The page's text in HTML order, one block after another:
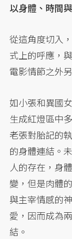
以身體、時間
從這角度切入
式上的呼應，
電影情節之外
如小張和異國
生成紅燈區中
老張對胎記的
的身體連結。
人的存在，身
變，但是肉體
與主宰情感的
愛，因而成為
結。